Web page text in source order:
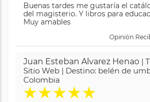
Buenas tardes me gustaría el
del magisterio. Y libros para
Muy amables
Opinión
Juan Esteban Alvarez Henao |
Sitio Web | Destino: belén de
Colombia
★★★★★